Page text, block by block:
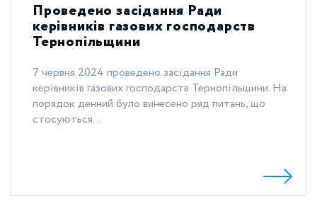
Проведено засідання Ради
керівників газових господарств
Тернопільщини
7 червня 2024 проведено засідання Ради
керівників газових господарств Тернопільщини. На
порядок денний було винесено ряд питань, що
стосуються...